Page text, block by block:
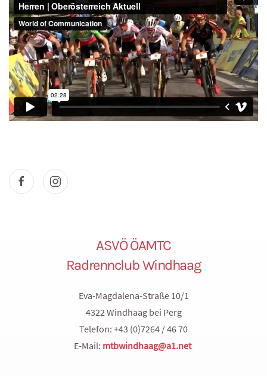
ASVÖ ÖAMTC
Radrennclub Windhaag
Eva-Magdalena-Straße 10/1
4322 Windhaag bei Perg
Telefon: +43 (0)7264 / 46 70
E-Mail: mtbwindhaag@a1.net